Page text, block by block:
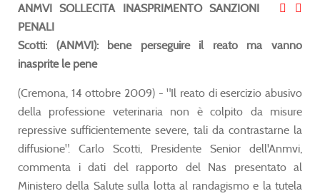
ANMVI SOLLECITA INASPRIMENTO SANZIONI
PENALI
Scotti: (ANMVI): bene perseguire il reato ma vanno
inasprite le pene
(Cremona, 14 ottobre 2009) - "Il reato di esercizio abusivo
della professione veterinaria non è colpito da misure
repressive sufficientemente severe, tali da contrastarne la
diffusione". Carlo Scotti, Presidente Senior dell'Anmvi,
commenta i dati del rapporto del Nas presentato al
Ministero della Salute sulla lotta al randagismo e la tutela